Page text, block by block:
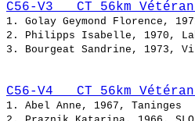
C56-V3   CT 56km
1. Golay Geymond
2. Philipps Isabelle,
3. Bourgeat Sandrine,
C56-V4   CT 56km
1. Abel Anne,